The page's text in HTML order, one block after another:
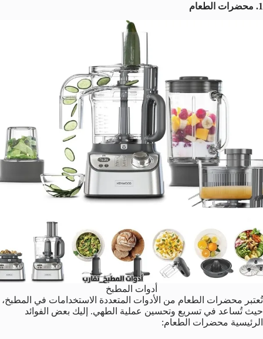
1. محضرات الطعام
أدوات المطبخ
تُعتبر محضرات الطعام من الأدوات المتعددة الاستخدامات في المطبخ،
حيث تُساعد في تسريع وتحسين عملية الطهي. إليك بعض الفوائد
الرئيسية محضرات الطعام: